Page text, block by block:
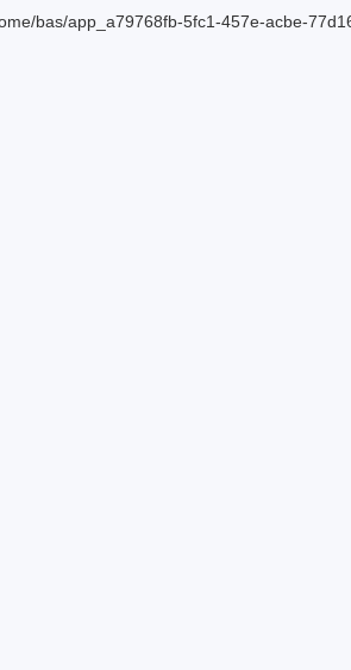
bas/app_a79768fb-5fc1-457e-acbe-